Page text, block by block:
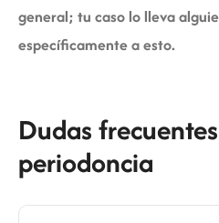
general; tu caso lo lleva
específicamente a esto.
Dudas
periodoncia